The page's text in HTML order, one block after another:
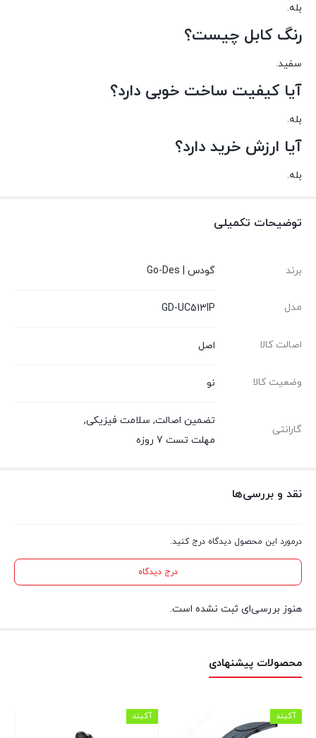
بله.
رنگ کابل چیست؟
سفید.
آیا کیفیت ساخت خوبی دارد؟
بله.
آیا ارزش خرید دارد؟
بله.
توضیحات تکمیلی
برند گودس | Go-Des
مدل GD-UC513IP
اصالت کالا اصل
وضعیت کالا نو
گارانتی
تضمین اصالت, سلامت فیزیکی,
مهلت تست 7 روزه
نقد و بررسی‌ها
درمورد این محصول دیدگاه درج کنید.
درج دیدگاه
هنوز بررسی‌ای ثبت نشده است.
محصولات پیشنهادی
آکبند آکبند